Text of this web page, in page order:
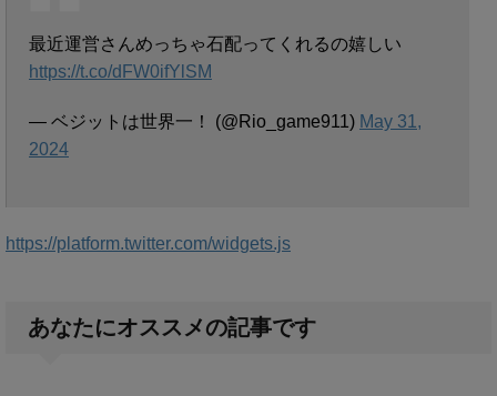
最近運営さんめっちゃ石配ってくれるの嬉しい
https://t.co/dFW0ifYlSM
— ベジットは世界一！ (@Rio_game911) May 31,
2024
https://platform.twitter.com/widgets.js
あなたにオススメの記事です